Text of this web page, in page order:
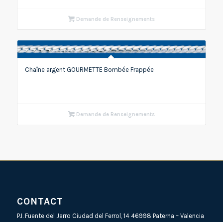
Demande de Renseignements
Chaîne argent GOURMETTE Bombée Frappée
Demande de Renseignements
CONTACT
P.I. Fuente del Jarro Ciudad del Ferrol, 14 46998 Paterna – Valencia